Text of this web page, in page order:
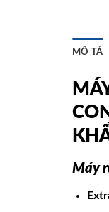
MÔ TẢ
Máy